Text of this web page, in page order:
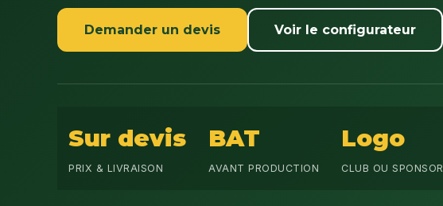
Demander un devis Voir le configurateur
Sur devis
PRIX & LIVRAISON
BAT
AVANT PRODUCTION
Logo
CLUB OU SPONSOR